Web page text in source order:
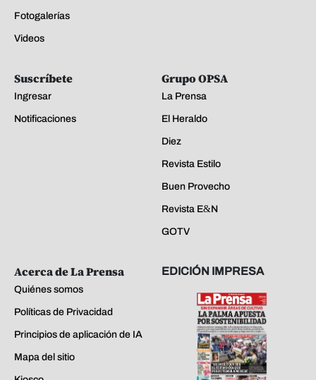
Fotogalerías
Videos
Suscríbete
Ingresar
Notificaciones
Grupo OPSA
La Prensa
El Heraldo
Diez
Revista Estilo
Buen Provecho
Revista E&N
GOTV
Acerca de La Prensa
Quiénes somos
Políticas de Privacidad
Principios de aplicación de IA
Mapa del sitio
EDICIÓN IMPRESA